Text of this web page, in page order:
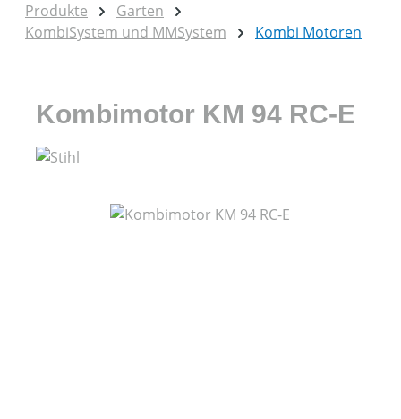
Produkte
Garten
KombiSystem und MMSystem
Kombi Motoren
Kombimotor KM 94 RC-E
Bildergalerie überspringen